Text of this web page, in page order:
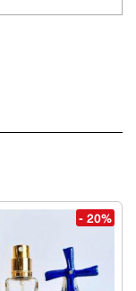
- 20%